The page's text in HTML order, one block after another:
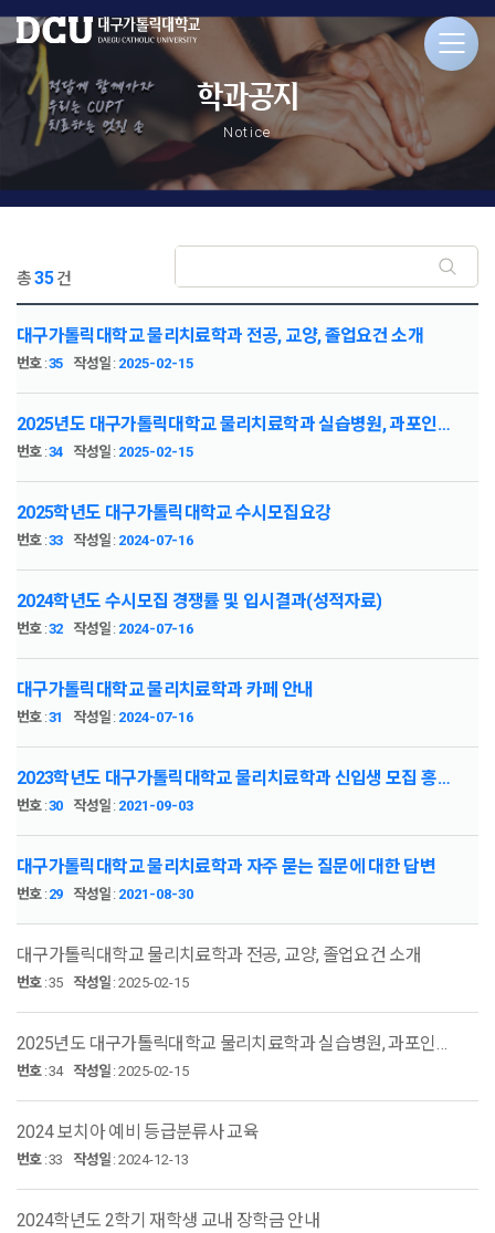
학과공지
Notice
총35건
대구가톨릭대학교 물리치료학과 전공, 교양, 졸업요건 소개
번호:35 작성일 : 2025-02-15
2025년도 대구가톨릭대학교 물리치료학과 실습병원, 과포인트 기준표
번호:34 작성일 : 2025-02-15
2025학년도 대구가톨릭대학교 수시모집요강
번호:33 작성일 : 2024-07-16
2024학년도 수시모집 경쟁률 및 입시결과(성적자료)
번호:32 작성일 : 2024-07-16
대구가톨릭대학교 물리치료학과 카페 안내
번호:31 작성일 : 2024-07-16
2023학년도 대구가톨릭대학교 물리치료학과 신입생 모집 홍보지
번호:30 작성일 : 2021-09-03
대구가톨릭대학교 물리치료학과 자주 묻는 질문에 대한 답변
번호:29 작성일 : 2021-08-30
대구가톨릭대학교 물리치료학과 전공, 교양, 졸업요건 소개
번호:35 작성일 :2025-02-15
2025년도 대구가톨릭대학교 물리치료학과 실습병원, 과포인트 기준표
번호:34 작성일 :2025-02-15
2024 보치아 예비 등급분류사 교육
번호:33 작성일 :2024-12-13
2024학년도 2학기 재학생 교내 장학금 안내